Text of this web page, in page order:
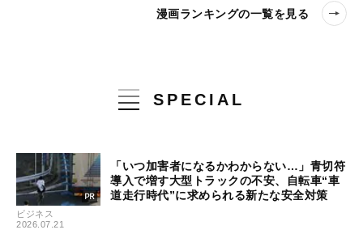
漫画ランキングの一覧を見る
SPECIAL
ビジネス
2026.07.21
「いつ加害者になるかわからない…」青切符
導入で増す大型トラックの不安、自転車“車
道走行時代”に求められる新たな安全対策